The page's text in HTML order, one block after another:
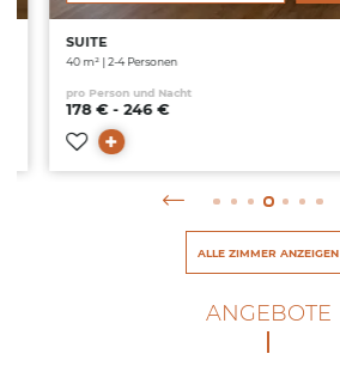
SUITE
40 m² | 2-4 Personen
pro Person und Nacht
178 € - 246 €
ALLE ZIMMER ANZEIGEN
ANGEBOTE